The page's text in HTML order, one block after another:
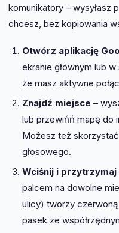
komunikatory – wysyłasz
chcesz, bez kopiowania
Otwórz aplikację
ekranie głównym lub
że masz aktywne
Znajdź miejsce –
lub przewińń mapę do
Możesz też
głosowego.
Wciśnij i przytrzymaj
palcem na dowolne
ulicy) tworzy czerwoną
pasek ze